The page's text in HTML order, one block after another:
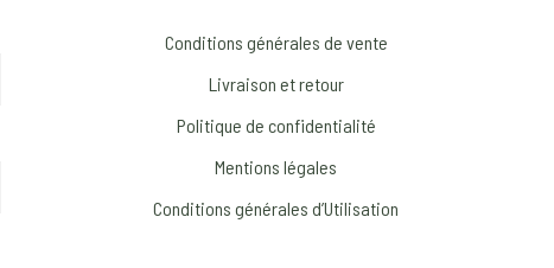
Conditions générales de vente
Livraison et retour
Politique de confidentialité
Mentions légales
Conditions générales d’Utilisation